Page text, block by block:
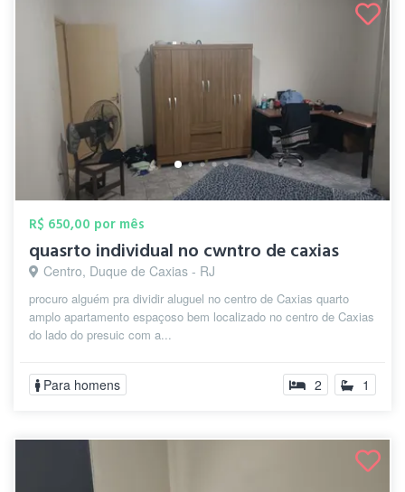
R$ 650,00 por mês
quasrto individual no cwntro de caxias
Centro, Duque de Caxias - RJ
procuro alguém pra dividir aluguel no centro de Caxias quarto
amplo apartamento espaçoso bem localizado no centro de Caxias
do lado do presuic com a...
Para homens 2 1